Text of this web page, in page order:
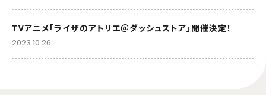
TVアニメ「ライザのアトリエ＠ダッシュストア」開催決定！
2023.10.26